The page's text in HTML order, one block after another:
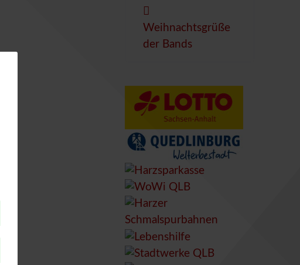
Weihnachtsgrüße
der Bands